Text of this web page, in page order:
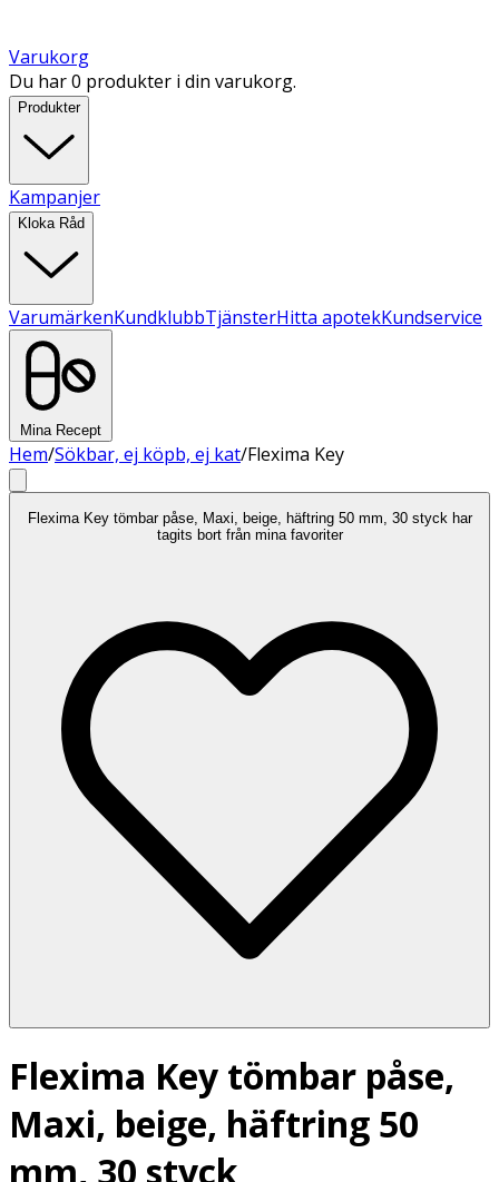
Varukorg
Du har 0 produkter i din varukorg.
Produkter
Kampanjer
Kloka Råd
VarumärkenKundklubbTjänsterHitta apotekKundservice
Mina Recept
Hem/Sökbar, ej köpb, ej kat/Flexima Key
Flexima Key tömbar påse, Maxi, beige, häftring 50 mm, 30 styck har
tagits bort från mina favoriter
Flexima Key tömbar påse,
Maxi, beige, häftring 50
mm, 30 styck